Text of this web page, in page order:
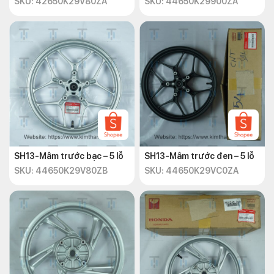
Một số mâm xe SH 2020
Xe máy Honda SH 2020 có một số mâm tiêu biểu cho các
phiên bản và biến thể khác nhau. Dưới đây là một số ví dụ về
mâm xe SH:
Mâm đúc hợp kim: Mâm đúc hợp kim thường được sử
dụng trên các phiên bản cao cấp của Honda SH 2020.
Chúng thường có thiết kế đẹp mắt và độ bền cao.
Mâm màu đen: Mâm màu đen là một lựa chọn phổ biến
để tạo điểm nhấn thẩm mỹ cho xe SH 2020.
thường đi kèm với mâm tiêu chuẩn, với thiết kế và kích
thước thông thường.
SH13-Mâm trước bạc – 5 lỗ
SKU: 44650K29V80ZB
SH13-Mâm trước đen – 5 lỗ
SKU: 44650K29VC0ZA